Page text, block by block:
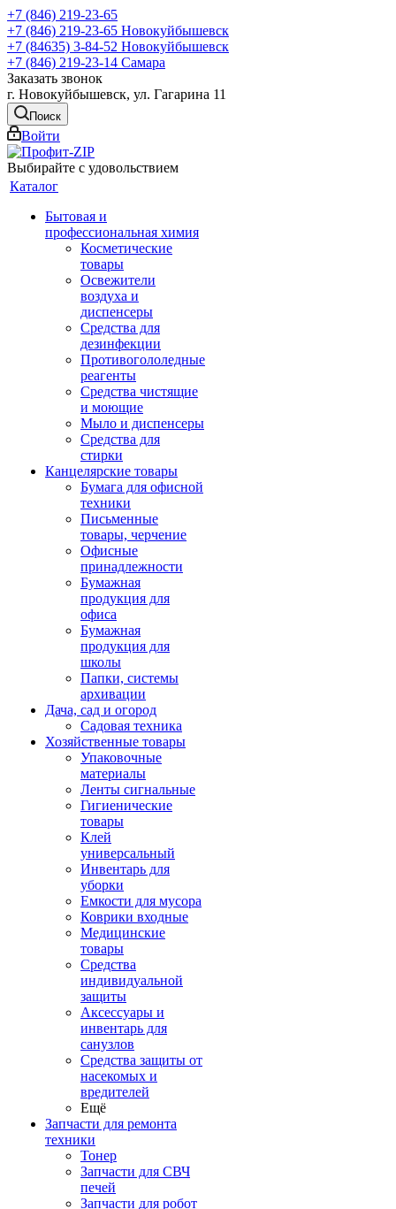
+7 (846) 219-23-65
+7 (846) 219-23-65 Новокуйбышевск
+7 (84635) 3-84-52 Новокуйбышевск
+7 (846) 219-23-14 Самара
Заказать звонок
г. Новокуйбышевск, ул. Гагарина 11
Поиск
Войти
Выбирайте с удовольствием
Каталог
Бытовая и
профессиональная химия
Косметические
товары
Освежители
воздуха и
диспенсеры
Средства для
дезинфекции
Противогололедные
реагенты
Средства чистящие
и моющие
Мыло и диспенсеры
Средства для
стирки
Канцелярские товары
Бумага для офисной
техники
Письменные
товары, черчение
Офисные
принадлежности
Бумажная
продукция для
офиса
Бумажная
продукция для
школы
Папки, системы
архивации
Дача, сад и огород
Садовая техника
Хозяйственные товары
Упаковочные
материалы
Ленты сигнальные
Гигиенические
товары
Клей
универсальный
Инвентарь для
уборки
Емкости для мусора
Коврики входные
Медицинские
товары
Средства
индивидуальной
защиты
Аксессуары и
инвентарь для
санузлов
Средства защиты от
насекомых и
вредителей
Ещё
Запчасти для ремонта
техники
Тонер
Запчасти для СВЧ
печей
Запчасти для робот